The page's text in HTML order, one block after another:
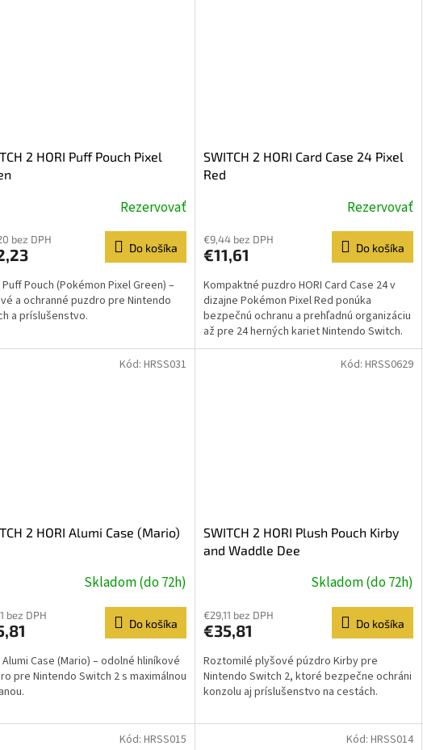
2 HORI Puff Pouch Pixel
Rezervovať
bez DPH
Do košíka
Puff Pouch (Pokémon Pixel Green) –
a ochranné puzdro pre Nintendo
a príslušenstvo.
SWITCH 2 HORI Card Case 24 Pixel
Red
Rezervovať
€9,44 bez DPH
€11,61 Do košíka
Kompaktné puzdro HORI Card Case 24 v
dizajne Pokémon Pixel Red ponúka
bezpečnú ochranu a prehľadnú organizáciu
až pre 24 herných kariet Nintendo Switch.
Oficiálne licencované...
2 HORI Alumi Case (Mario)
Skladom (do 72h)
bez DPH
Do košíka
Alumi Case (Mario) – odolné hliníkové
pre Nintendo Switch 2 s maximálnou
Kód: HRSS031
SWITCH 2 HORI Plush Pouch Kirby
and Waddle Dee
Skladom (do 72h)
€29,11 bez DPH
€35,81 Do košíka
Roztomilé plyšové púzdro Kirby pre
Nintendo Switch 2, ktoré bezpečne ochráni
konzolu aj príslušenstvo na cestách.
Kód: HRSS0629
Kód: HRSS015 Kód: HRSS014